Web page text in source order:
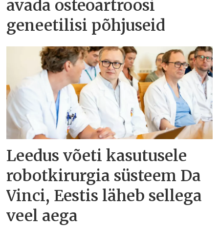
avada osteoartroosi
geneetilisi põhjuseid
Leedus võeti kasutusele
robotkirurgia süsteem Da
Vinci, Eestis läheb sellega
veel aega